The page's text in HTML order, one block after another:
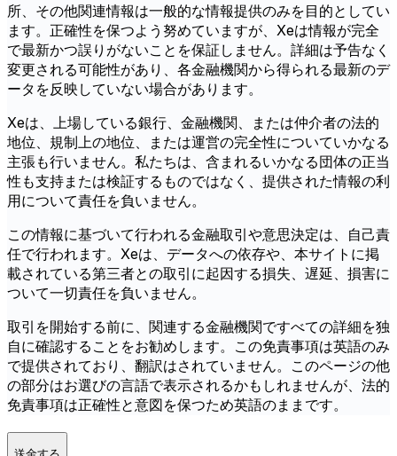
所、その他関連情報は一般的な情報提供のみを目的としてい
ます。正確性を保つよう努めていますが、Xeは情報が完全
で最新かつ誤りがないことを保証しません。詳細は予告なく
変更される可能性があり、各金融機関から得られる最新のデ
ータを反映していない場合があります。
Xeは、上場している銀行、金融機関、または仲介者の法的
地位、規制上の地位、または運営の完全性についていかなる
主張も行いません。私たちは、含まれるいかなる団体の正当
性も支持または検証するものではなく、提供された情報の利
用について責任を負いません。
この情報に基づいて行われる金融取引や意思決定は、自己責
任で行われます。Xeは、データへの依存や、本サイトに掲
載されている第三者との取引に起因する損失、遅延、損害に
ついて一切責任を負いません。
取引を開始する前に、関連する金融機関ですべての詳細を独
自に確認することをお勧めします。この免責事項は英語のみ
で提供されており、翻訳はされていません。このページの他
の部分はお選びの言語で表示されるかもしれませんが、法的
免責事項は正確性と意図を保つため英語のままです。